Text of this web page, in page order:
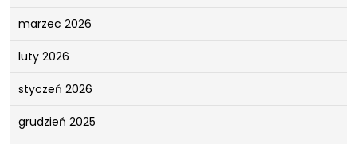
marzec 2026
luty 2026
styczeń 2026
grudzień 2025